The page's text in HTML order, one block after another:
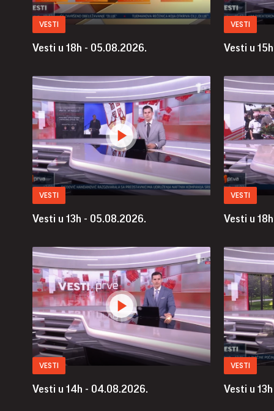
VESTI
Vesti u 18h - 05.08.2026.
VESTI
Vesti u
VESTI
Vesti u 13h - 05.08.2026.
VESTI
Vesti u
VESTI
Vesti u 14h - 04.08.2026.
VESTI
Vesti u